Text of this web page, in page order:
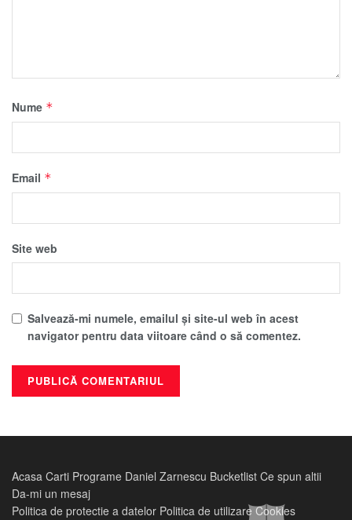
Nume *
Email *
Site web
Salvează-mi numele, emailul și site-ul web în acest
navigator pentru data viitoare când o să comentez.
Acasa Carti Programe Daniel Zarnescu Bucketlist Ce spun altii
Da-mi un mesaj
Politica de protectie a datelor Politica de utilizare Cookies